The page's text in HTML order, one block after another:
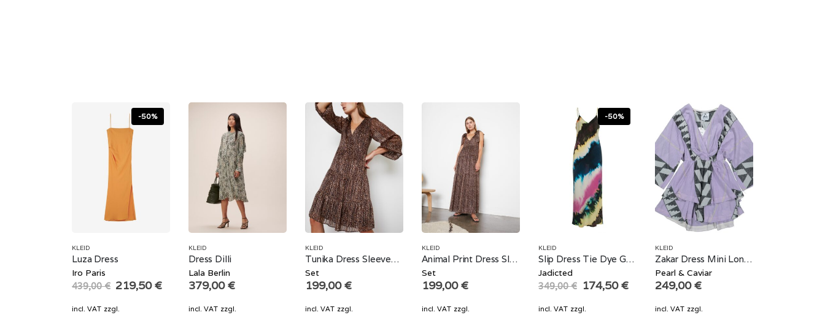
-50%
KLEID
Luza Dress
Iro Paris
439,00€ Original
price
was:
219,50€Current
incl. VAT zzgl.
KLEID
Dress Dilli
Lala Berlin
379,00€
incl. VAT zzgl.
KLEID
Tunika Dress Sleeves Animal Print
Set
199,00€
incl. VAT zzgl.
KLEID
Animal Print Dress Sleeveless
Set
199,00€
incl. VAT zzgl.
-50%
KLEID
Slip Dress Tie Dye Graffiti
Jadicted
349,00€ Original
price
was:
174,50€Current
incl. VAT zzgl.
KLEID
Zakar Dress Mini Longsleeve Lilac
Pearl & Caviar
249,00€
incl. VAT zzgl.